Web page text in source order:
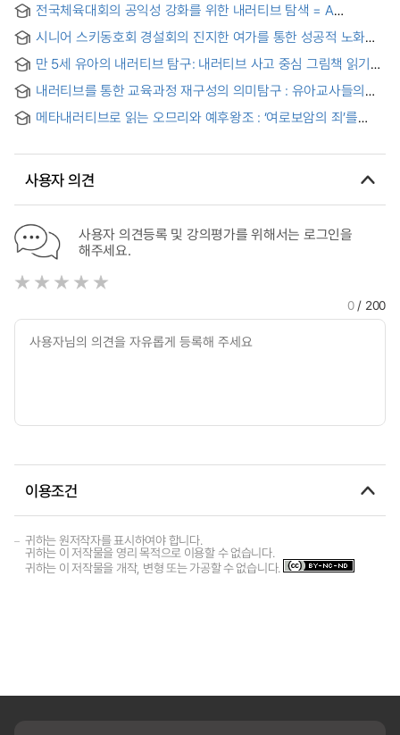
전국체육대회의 공익성 강화를 위한 내러티브 탐색 = A
Narrative Inquiry into Enhancing the Public Value of the
Korean National Sports Festival
시니어 스키동호회 경설회의 진지한 여가를 통한 성공적 노화의
내러티브 탐구
만 5세 유아의 내러티브 탐구: 내러티브 사고 중심 그림책 읽기
활동을 중심으로 = A Study on the 5-Year-Old Children’s
Narrative: Focused on Narrative Thinking Picture Book
Reading Activities
내러티브를 통한 교육과정 재구성의 의미탐구 : 유아교사들의
이야기를 중심으로 = Early Childhood Teachers’ Perception
on Reconstruction of Curriculum Based on Narrative
메타내러티브로 읽는 오므리와 예후왕조 : ‘여로보암의 죄’를
Dynasties -Focused on of the 'Sin of Jeroboam'
사용자 의견
사용자 의견등록 및 강의평가를 위해서는 로그인을
해주세요.
0/ 200
이용조건
귀하는 원저작자를 표시하여야 합니다.
귀하는 이 저작물을 영리 목적으로 이용할 수 없습니다.
귀하는 이 저작물을 개작, 변형 또는 가공할 수 없습니다.